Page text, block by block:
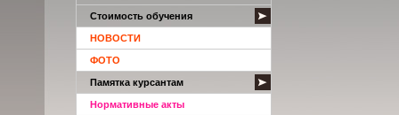
Стоимость обучения
НОВОСТИ
ФОТО
Памятка курсантам
Нормативные акты